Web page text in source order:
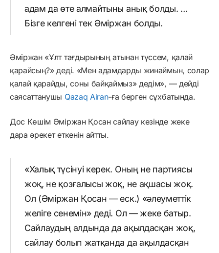
адам да өте алмайтыны анық болды. …
Бізге келгені тек Әміржан болды.
Әміржан «Ұлт тағдырының атынан түссем, қалай
қарайсың?» деді. «Мен адамдарды жинаймын, солар
қалай қарайды, соны байқаймыз» дедім», — дейді
саясаттанушы Qazaq Airan-ға берген сұхбатында.
Дос Көшім Әміржан Қосан сайлау кезінде жеке
дара әрекет еткенін айтты.
«Халық түсінуі керек. Оның не партиясы
жоқ, не қозғалысы жоқ, не ақшасы жоқ.
Ол (Әміржан Қосан — еск.) «әлеуметтік
желіге сенемін» деді. Ол — жеке батыр.
Сайлаудың алдында да ақылдасқан жоқ,
сайлау болып жатқанда да ақылдасқан